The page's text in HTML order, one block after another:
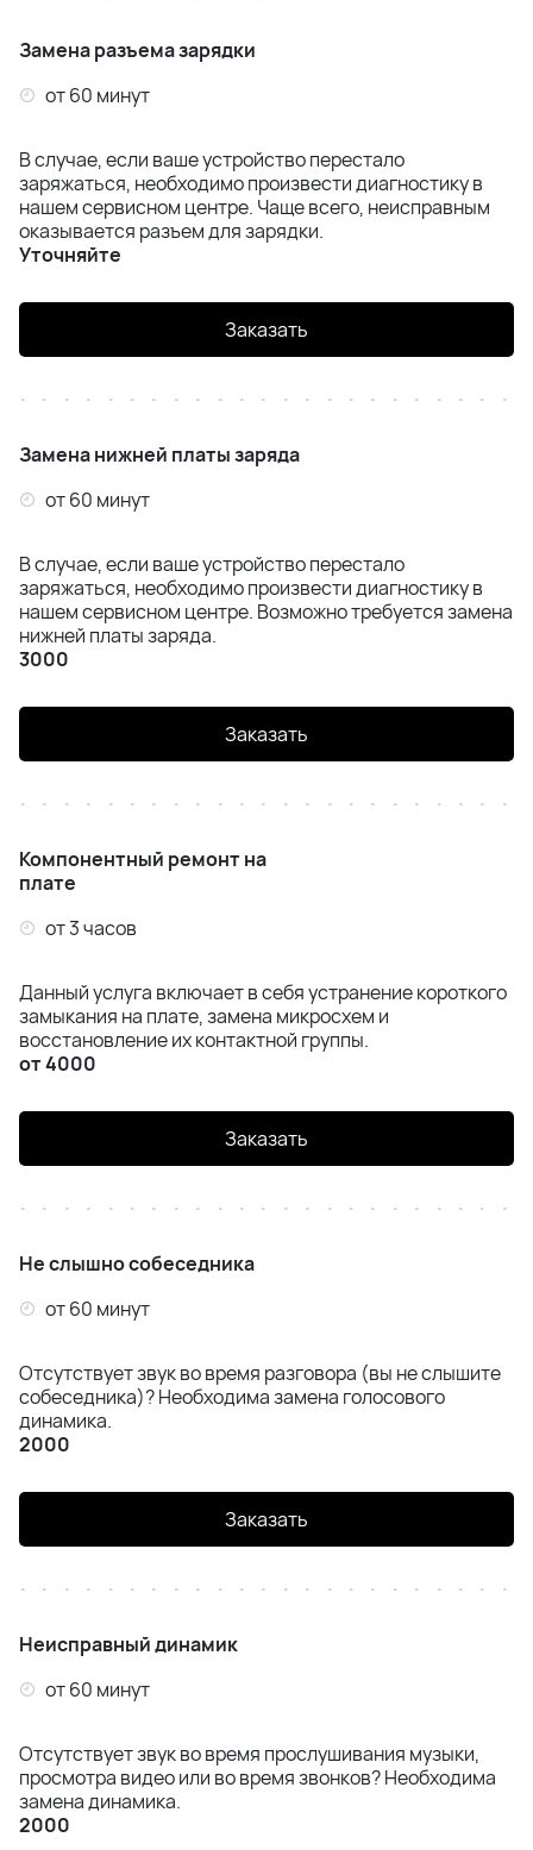
Замена разъема зарядки
от 60 минут
В случае, если ваше устройство перестало
заряжаться, необходимо произвести диагностику в
нашем сервисном центре. Чаще всего, неисправным
оказывается разъем для зарядки.
Уточняйте
Заказать
Замена нижней платы заряда
от 60 минут
В случае, если ваше устройство перестало
заряжаться, необходимо произвести диагностику в
нашем сервисном центре. Возможно требуется замена
нижней платы заряда.
3000
Заказать
Компонентный ремонт на
плате
от 3 часов
Данный услуга включает в себя устранение короткого
замыкания на плате, замена микросхем и
восстановление их контактной группы.
от 4000
Заказать
Не слышно собеседника
от 60 минут
Отсутствует звук во время разговора (вы не слышите
собеседника)? Необходима замена голосового
динамика.
2000
Заказать
Неисправный динамик
от 60 минут
Отсутствует звук во время прослушивания музыки,
просмотра видео или во время звонков? Необходима
замена динамика.
2000